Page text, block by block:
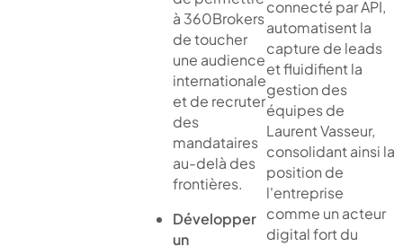
à 360Brokers
de toucher
une audience
internationale
et de recruter
des
mandataires
au-delà des
frontières.
Développer
un
connecté par API,
automatisent la
capture de leads
et fluidifient la
gestion des
équipes de
Laurent Vasseur,
consolidant ainsi la
position de
l'entreprise
comme un acteur
digital fort du